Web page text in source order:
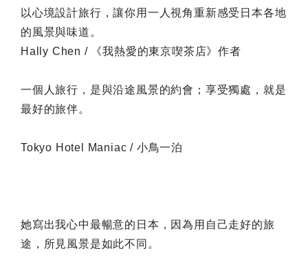
以心境設計旅行，讓你用一人視角重新感受日本各地
的風景與味道。
Hally Chen / 《我熱愛的東京喫茶店》作者
一個人旅行，是與沿途風景的約會；享受獨處，就是
最好的旅伴。
Tokyo Hotel Maniac / 小鳥一泊
她寫出我心中最暢意的日本，因為用自己走好的旅
途，所見風景是如此不同。